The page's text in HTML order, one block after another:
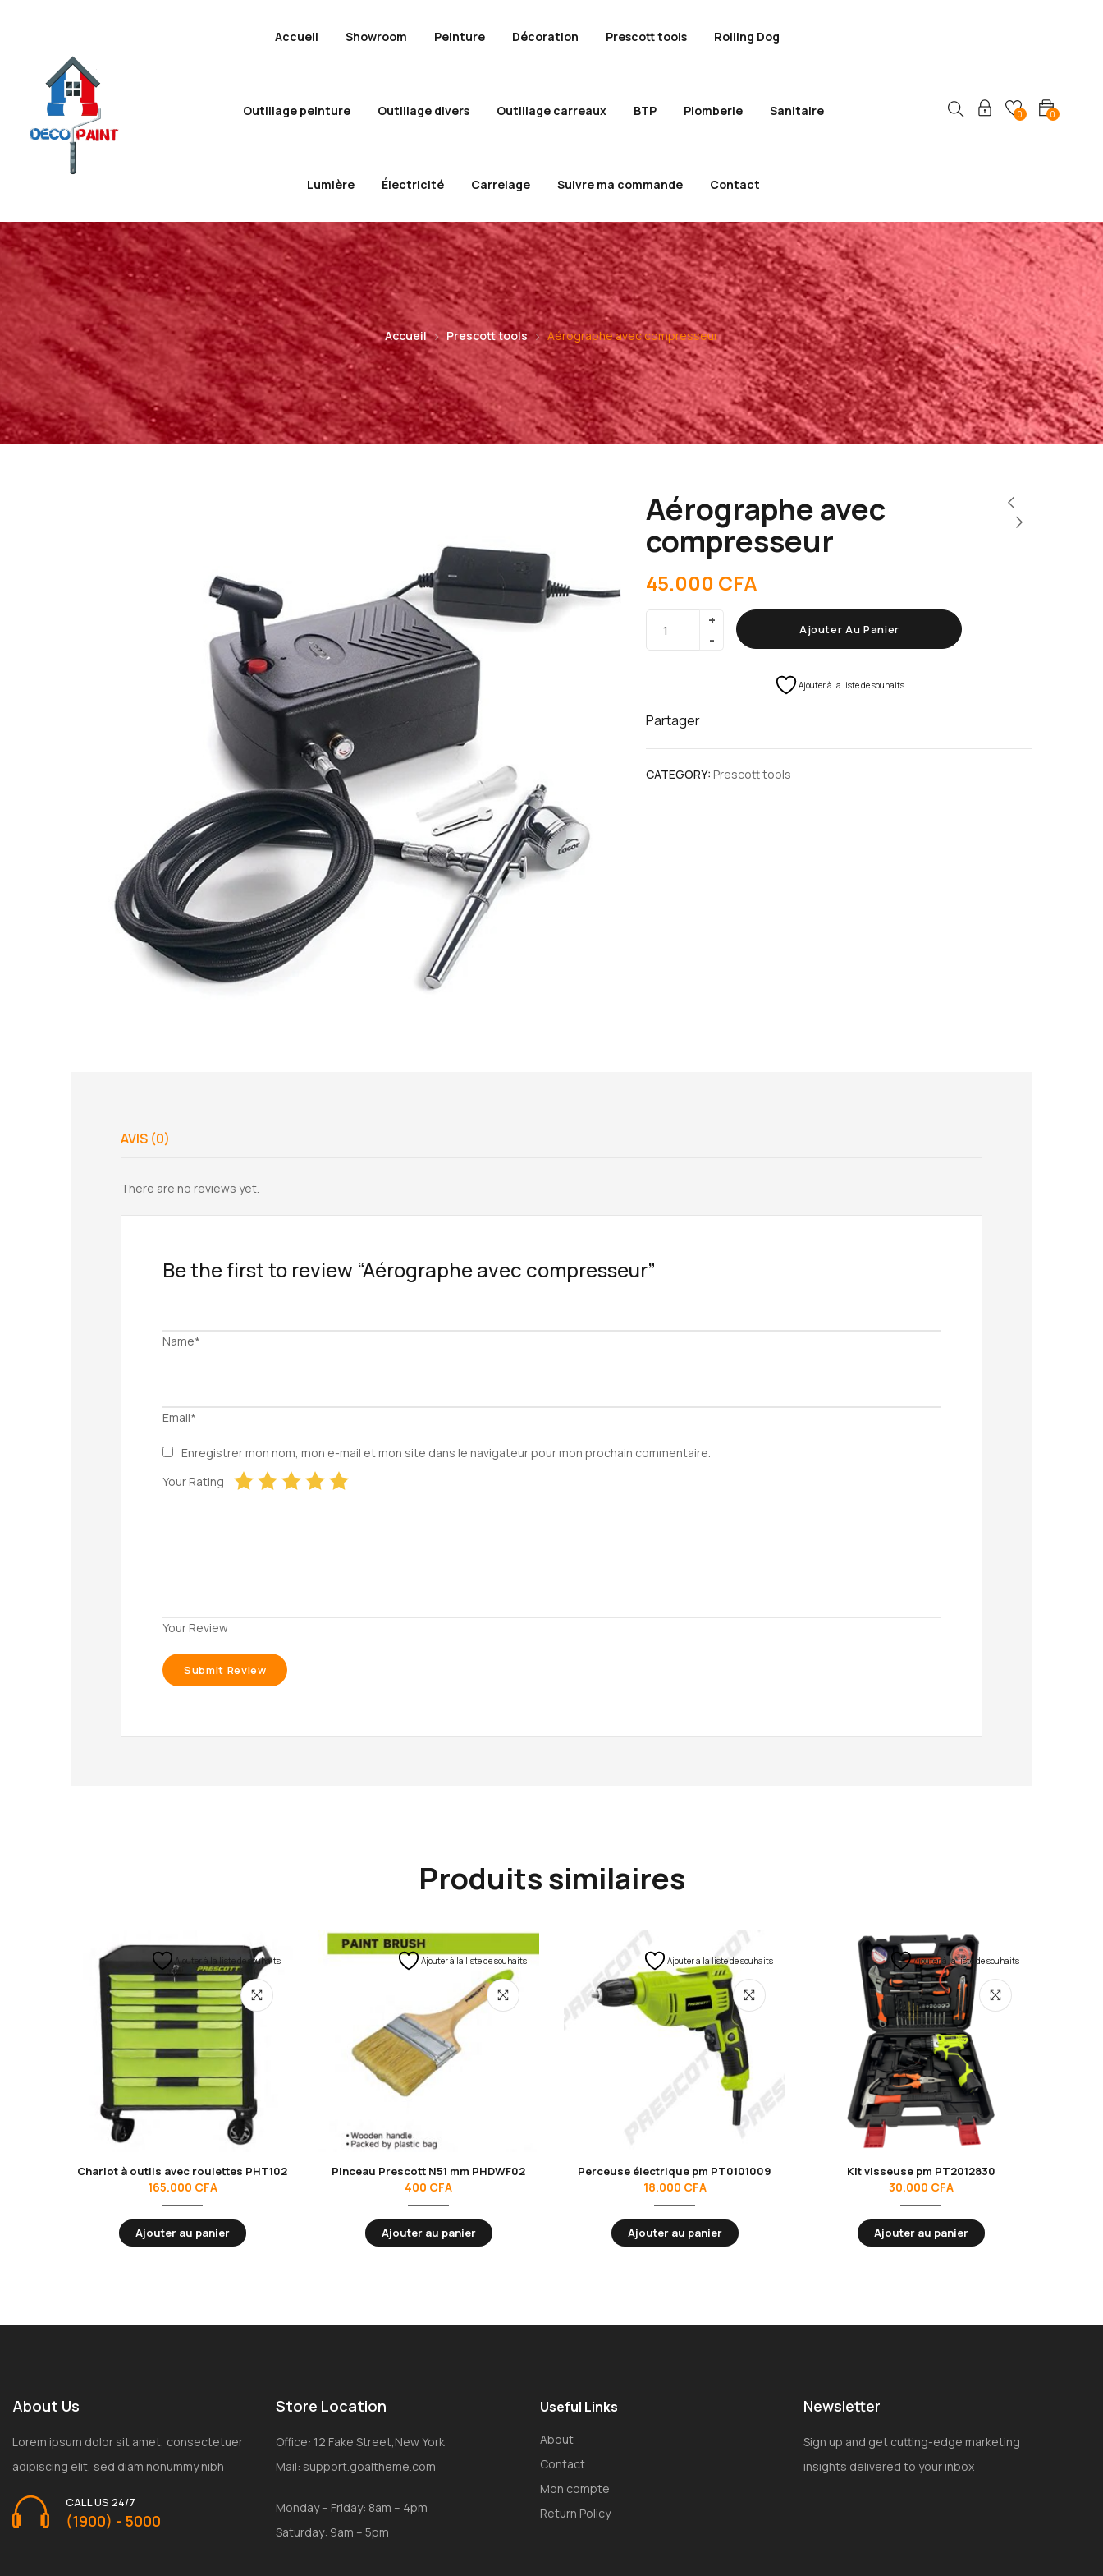
Accueil Showroom Peinture Décoration Prescott tools Rolling Dog
Outillage peinture Outillage divers Outillage carreaux BTP Plomberie Sanitaire
Lumière Électricité Carrelage Suivre ma commande Contact
0
0
Accueil Prescott tools Aérographe avec compresseur
Aérographe avec
compresseur
45.000 CFA
Ajouter Au Panier
Ajouter à la liste de souhaits
Partager
CATEGORY: Prescott tools
AVIS (0)
There are no reviews yet.
Be the first to review “Aérographe avec compresseur”
Name*
Email*
Enregistrer mon nom, mon e-mail et mon site dans le navigateur pour mon prochain commentaire.
Your Rating
Your Review
Produits similaires
Ajouter à la liste de souhaits
Chariot à outils avec roulettes PHT102
165.000 CFA
Ajouter au panier
Ajouter à la liste de souhaits
Pinceau Prescott N51 mm PHDWF02
400 CFA
Ajouter au panier
Ajouter à la liste de souhaits
Perceuse électrique pm PT0101009
18.000 CFA
Ajouter au panier
Ajouter à la liste de souhaits
Kit visseuse pm PT2012830
30.000 CFA
Ajouter au panier
About Us
Lorem ipsum dolor sit amet, consectetuer
adipiscing elit, sed diam nonummy nibh
CALL US 24/7
(1900) - 5000
Store Location
Office: 12 Fake Street,New York
Mail: support.goaltheme.com
Monday – Friday: 8am – 4pm
Saturday: 9am – 5pm
Useful Links
About
Contact
Mon compte
Return Policy
Newsletter
Sign up and get cutting-edge marketing
insights delivered to your inbox